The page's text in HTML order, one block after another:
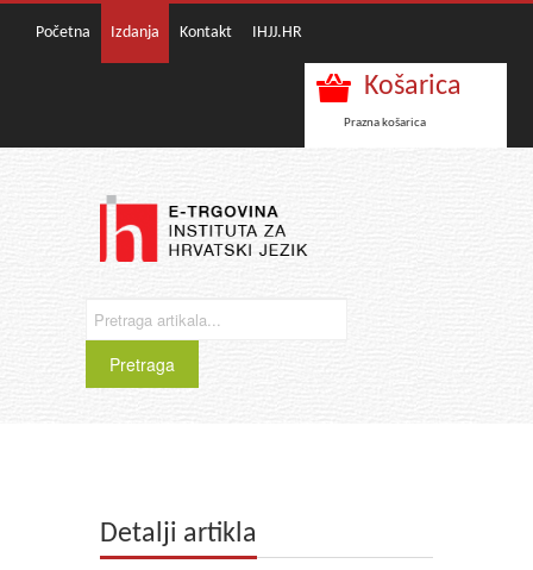
Početna Izdanja Kontakt IHJJ.HR
Košarica
Prazna košarica
Detalji artikla